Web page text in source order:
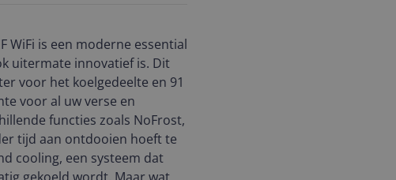
WiFi is een moderne essential
uitermate innovatief is. Dit
voor het koelgedeelte en 91
voor al uw verse en
functies zoals NoFrost,
tijd aan ontdooien hoeft te
cooling, een systeem dat